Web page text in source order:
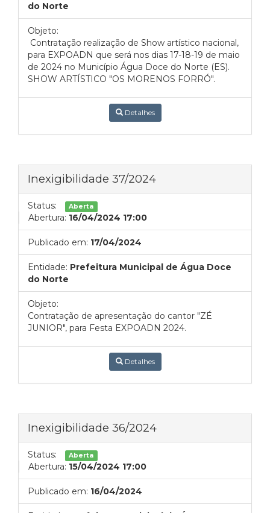
do Norte
Objeto:
Contratação realização de Show artístico nacional,
para EXPOADN que será nos dias 17-18-19 de maio
de 2024 no Município Água Doce do Norte (ES).
SHOW ARTÍSTICO "OS MORENOS FORRÓ".
Detalhes
Inexigibilidade 37/2024
Status: Aberta
Abertura: 16/04/2024 17:00
Publicado em: 17/04/2024
Entidade: Prefeitura Municipal de Água Doce
do Norte
Objeto:
Contratação de apresentação do cantor "ZÉ
JUNIOR", para Festa EXPOADN 2024.
Detalhes
Inexigibilidade 36/2024
Status: Aberta
Abertura: 15/04/2024 17:00
Publicado em: 16/04/2024